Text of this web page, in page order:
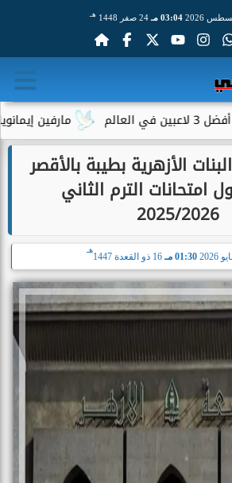
03:04 مـ 24 صفر 1448 هـ
مارفين إيمانويل..
الأزهرية بطيبة بالأقصر
امتحانات الترم الثاني
2025/2026
01:30 مـ 16 ذو القعدة 1447
هـ